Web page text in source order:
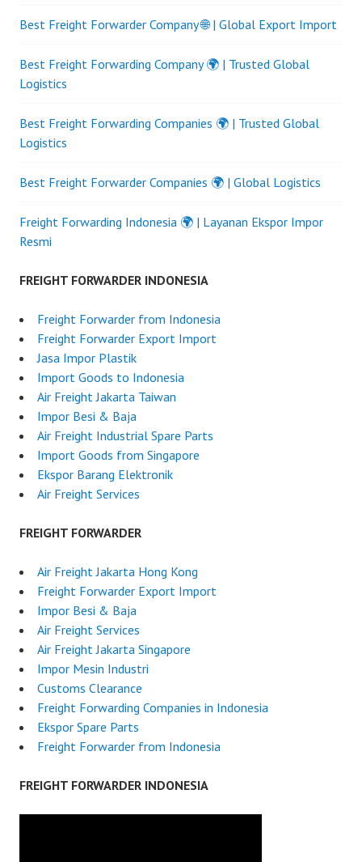
Best Freight Forwarder Company 🌐 | Global Export Import
Best Freight Forwarding Company 🌍 | Trusted Global
Logistics
Best Freight Forwarding Companies 🌍 | Trusted Global
Logistics
Best Freight Forwarder Companies 🌍 | Global Logistics
Freight Forwarding Indonesia 🌍 | Layanan Ekspor Impor
Resmi
FREIGHT FORWARDER INDONESIA
Freight Forwarder from Indonesia
Freight Forwarder Export Import
Jasa Impor Plastik
Import Goods to Indonesia
Air Freight Jakarta Taiwan
Impor Besi & Baja
Air Freight Industrial Spare Parts
Import Goods from Singapore
Ekspor Barang Elektronik
Air Freight Services
FREIGHT FORWARDER
Air Freight Jakarta Hong Kong
Freight Forwarder Export Import
Impor Besi & Baja
Air Freight Services
Air Freight Jakarta Singapore
Impor Mesin Industri
Customs Clearance
Freight Forwarding Companies in Indonesia
Ekspor Spare Parts
Freight Forwarder from Indonesia
FREIGHT FORWARDER INDONESIA